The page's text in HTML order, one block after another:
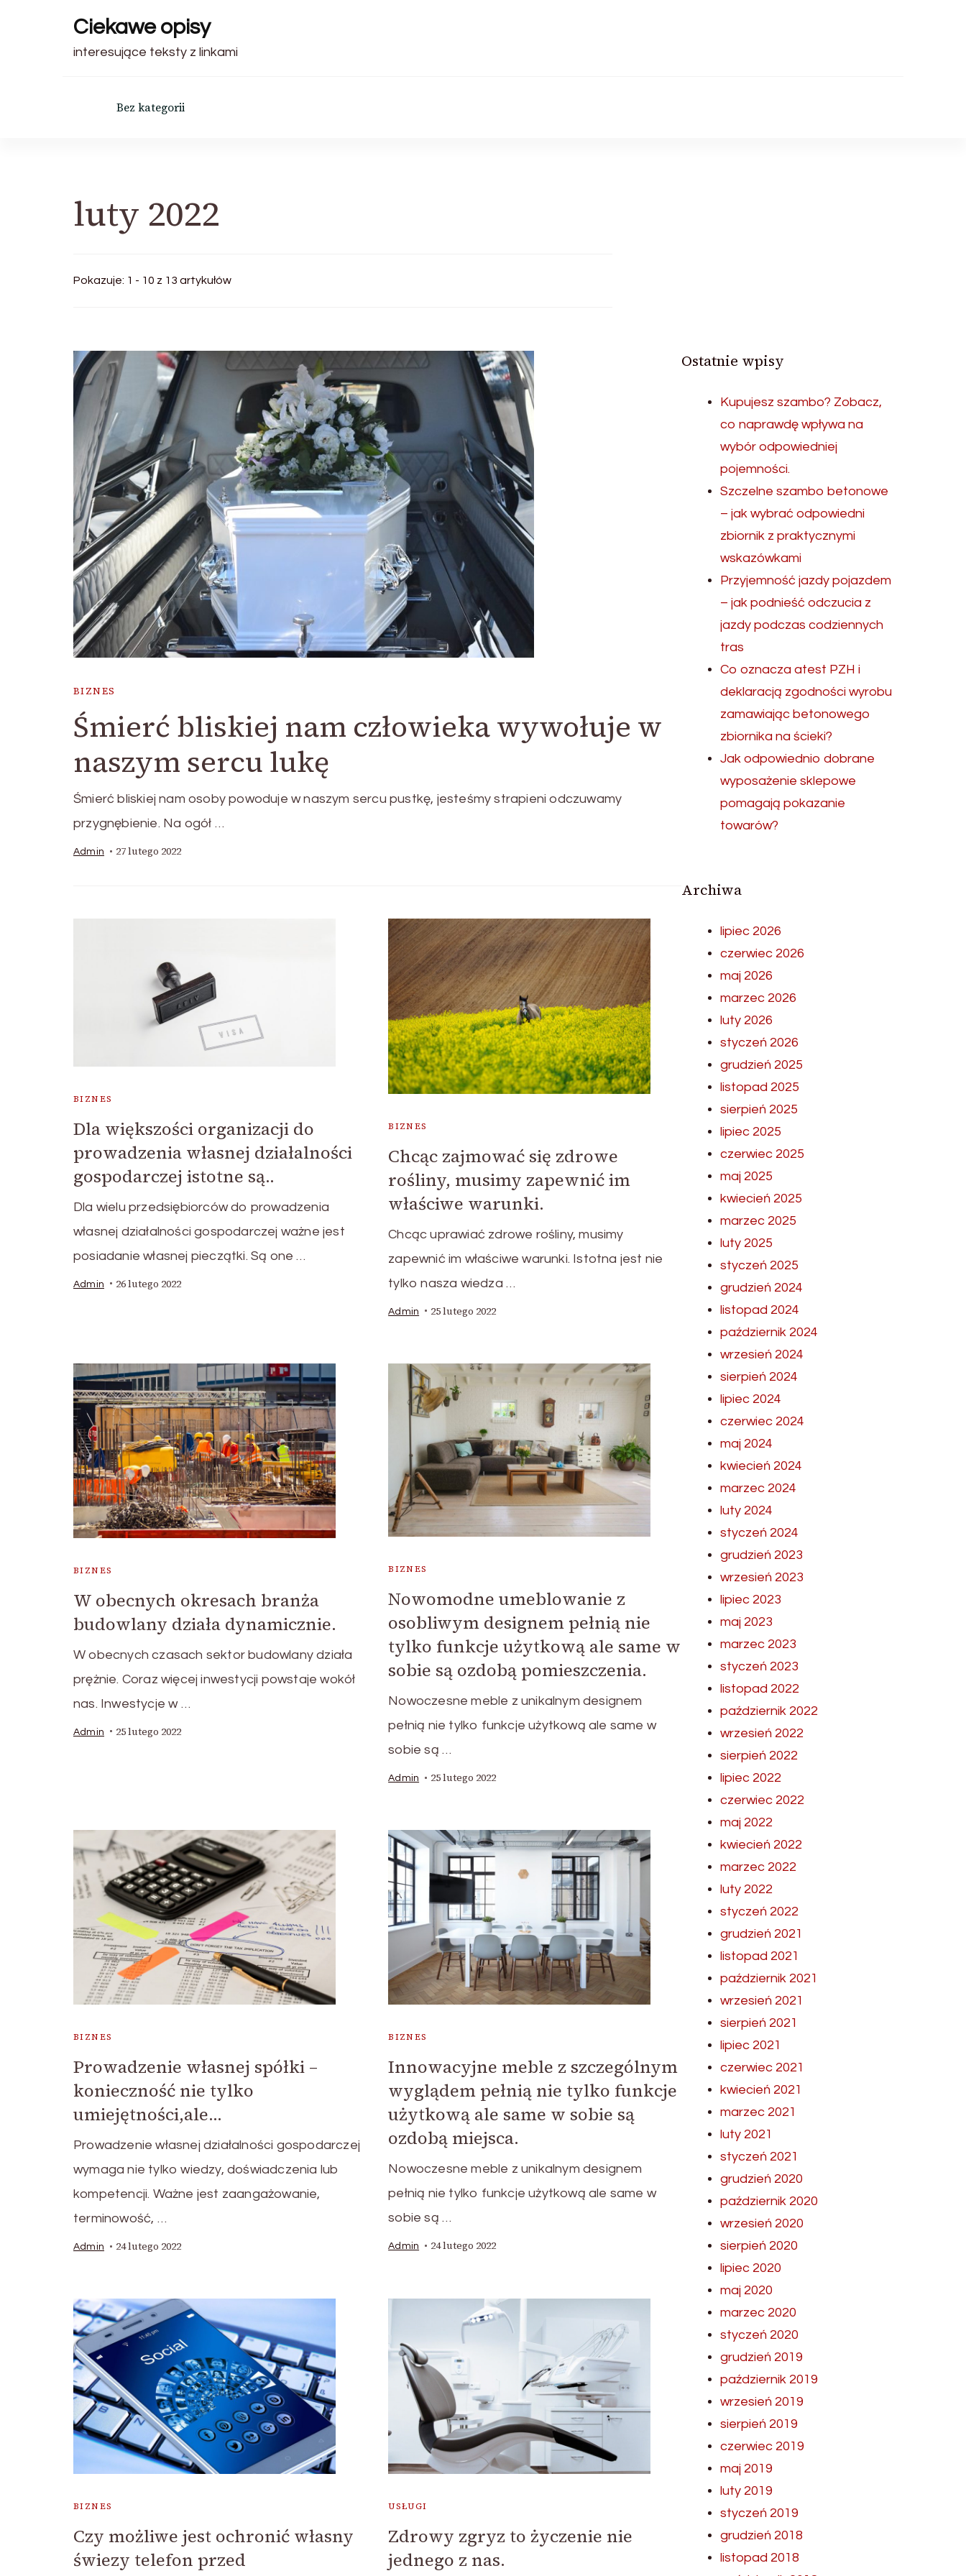
Ciekawe opisy
interesujące teksty z linkami
Bez kategorii
luty 2022
Pokazuje: 1 - 10 z 13 artykułów
BIZNES
Śmierć bliskiej nam człowieka wywołuje w
naszym sercu lukę
Śmierć bliskiej nam osoby powoduje w naszym sercu pustkę, jesteśmy strapieni odczuwamy
przygnębienie. Na ogół …
Admin 27 lutego 2022
BIZNES
Dla większości organizacji do
prowadzenia własnej działalności
gospodarczej istotne są..
Dla wielu przedsiębiorców do prowadzenia
własnej działalności gospodarczej ważne jest
posiadanie własnej pieczątki. Są one …
Admin 26 lutego 2022
BIZNES
Chcąc zajmować się zdrowe
rośliny, musimy zapewnić im
właściwe warunki.
Chcąc uprawiać zdrowe rośliny, musimy
zapewnić im właściwe warunki. Istotna jest nie
tylko nasza wiedza …
Admin 25 lutego 2022
BIZNES
W obecnych okresach branża
budowlany działa dynamicznie.
W obecnych czasach sektor budowlany działa
prężnie. Coraz więcej inwestycji powstaje wokół
nas. Inwestycje w …
Admin 25 lutego 2022
BIZNES
Nowomodne umeblowanie z
osobliwym designem pełnią nie
tylko funkcje użytkową ale same w
sobie są ozdobą pomieszczenia.
Nowoczesne meble z unikalnym designem
pełnią nie tylko funkcje użytkową ale same w
sobie są …
Admin 25 lutego 2022
BIZNES
Prowadzenie własnej spółki –
konieczność nie tylko
umiejętności,ale…
Prowadzenie własnej działalności gospodarczej
wymaga nie tylko wiedzy, doświadczenia lub
kompetencji. Ważne jest zaangażowanie,
terminowość, …
Admin 24 lutego 2022
BIZNES
Innowacyjne meble z szczególnym
wyglądem pełnią nie tylko funkcje
użytkową ale same w sobie są
ozdobą miejsca.
Nowoczesne meble z unikalnym designem
pełnią nie tylko funkcje użytkową ale same w
sobie są …
Admin 24 lutego 2022
BIZNES
Czy możliwe jest ochronić własny
świezy telefon przed
USŁUGI
Zdrowy zgryz to życzenie nie
jednego z nas.
Ostatnie wpisy
Kupujesz szambo? Zobacz,
co naprawdę wpływa na
wybór odpowiedniej
pojemności.
Szczelne szambo betonowe
– jak wybrać odpowiedni
zbiornik z praktycznymi
wskazówkami
Przyjemność jazdy pojazdem
– jak podnieść odczucia z
jazdy podczas codziennych
tras
Co oznacza atest PZH i
deklaracją zgodności wyrobu
zamawiając betonowego
zbiornika na ścieki?
Jak odpowiednio dobrane
wyposażenie sklepowe
pomagają pokazanie
towarów?
Archiwa
lipiec 2026
czerwiec 2026
maj 2026
marzec 2026
luty 2026
styczeń 2026
grudzień 2025
listopad 2025
sierpień 2025
lipiec 2025
czerwiec 2025
maj 2025
kwiecień 2025
marzec 2025
luty 2025
styczeń 2025
grudzień 2024
listopad 2024
październik 2024
wrzesień 2024
sierpień 2024
lipiec 2024
czerwiec 2024
maj 2024
kwiecień 2024
marzec 2024
luty 2024
styczeń 2024
grudzień 2023
wrzesień 2023
lipiec 2023
maj 2023
marzec 2023
styczeń 2023
listopad 2022
październik 2022
wrzesień 2022
sierpień 2022
lipiec 2022
czerwiec 2022
maj 2022
kwiecień 2022
marzec 2022
luty 2022
styczeń 2022
grudzień 2021
listopad 2021
październik 2021
wrzesień 2021
sierpień 2021
lipiec 2021
czerwiec 2021
kwiecień 2021
marzec 2021
luty 2021
styczeń 2021
grudzień 2020
październik 2020
wrzesień 2020
sierpień 2020
lipiec 2020
maj 2020
marzec 2020
styczeń 2020
grudzień 2019
październik 2019
wrzesień 2019
sierpień 2019
czerwiec 2019
maj 2019
luty 2019
styczeń 2019
grudzień 2018
listopad 2018